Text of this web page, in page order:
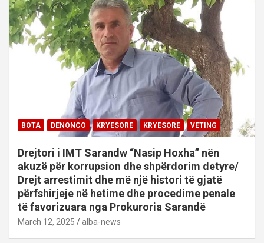
BOTA DENONCO KRYESORE KRYESORE VETING
Drejtori i IMT Sarandw “Nasip Hoxha” nën
akuzë për korrupsion dhe shpërdorim detyre/
Drejt arrestimit dhe më një histori të gjatë
përfshirjeje në hetime dhe procedime penale
të favorizuara nga Prokuroria Sarandë
March 12, 2025 alba-news